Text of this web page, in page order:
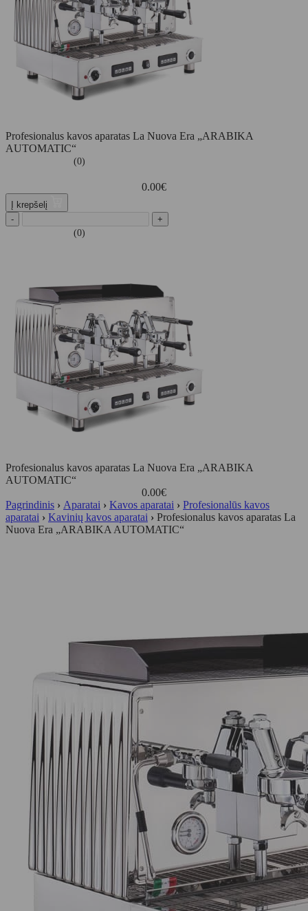
Profesionalus kavos aparatas La Nuova Era „ARABIKA
AUTOMATIC“
(0)
0.00€
Į krepšelį
-
+
(0)
Profesionalus kavos aparatas La Nuova Era „ARABIKA
AUTOMATIC“
0.00€
Pagrindinis › Aparatai › Kavos aparatai › Profesionalūs kavos
aparatai › Kavinių kavos aparatai › Profesionalus kavos aparatas La
Nuova Era „ARABIKA AUTOMATIC“